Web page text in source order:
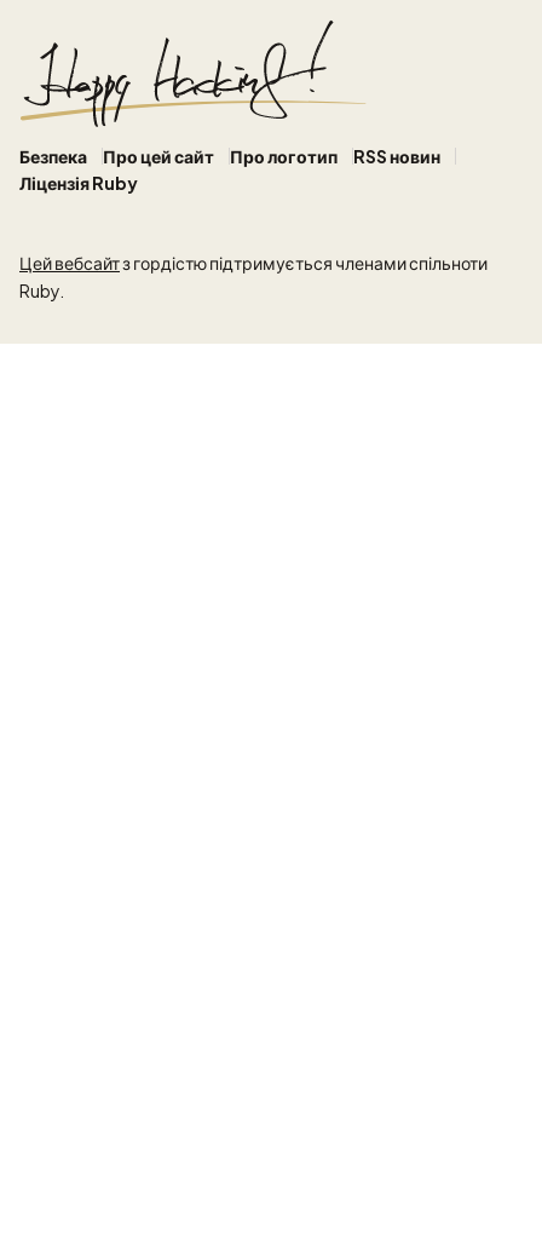
Безпека Про цей сайт Про логотип
RSS новин
Ліцензія Ruby
Цей вебсайтз гордістю підтримується членами спільноти
Ruby.